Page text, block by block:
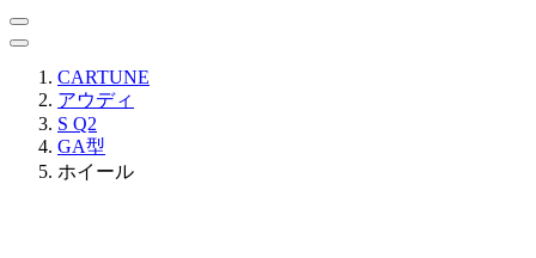
CARTUNE
アウディ
S Q2
GA型
ホイール